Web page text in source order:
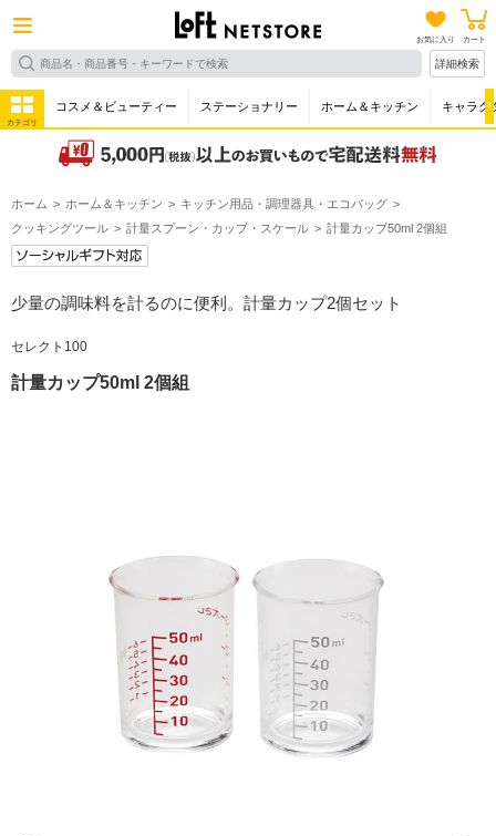
お気に入り カート
詳細検索
カテゴリ
コスメ＆ビューティー ステーショナリー ホーム＆キッチン キャラク
ホーム ホーム＆キッチン
キッチン用品・調理器具・エコバッグ
クッキングツール
計量スプーン・カップ・スケール 計量カップ50ml 2個組
少量の調味料を計るのに便利。計量カップ2個セット
セレクト100
計量カップ50ml 2個組